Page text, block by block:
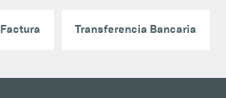
Factura Transferencia Bancaria